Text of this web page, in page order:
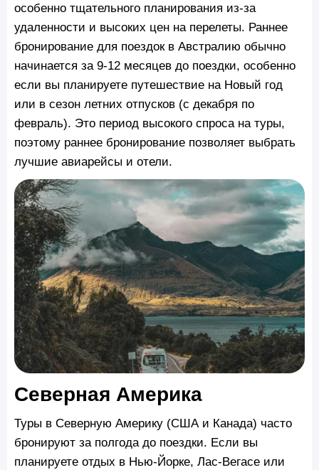
особенно тщательного планирования из-за
удаленности и высоких цен на перелеты. Раннее
бронирование для поездок в Австралию обычно
начинается за 9-12 месяцев до поездки, особенно
если вы планируете путешествие на Новый год
или в сезон летних отпусков (с декабря по
февраль). Это период высокого спроса на туры,
поэтому раннее бронирование позволяет выбрать
лучшие авиарейсы и отели.
Северная Америка
Туры в Северную Америку (США и Канада) часто
бронируют за полгода до поездки. Если вы
планируете отдых в Нью-Йорке, Лас-Вегасе или